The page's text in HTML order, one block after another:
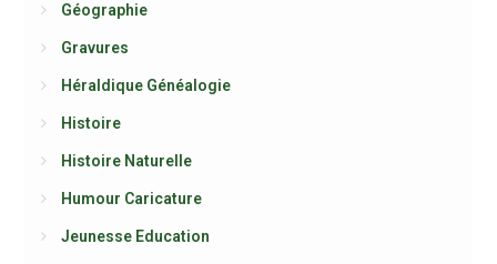
Géographie
Gravures
Héraldique Généalogie
Histoire
Histoire Naturelle
Humour Caricature
Jeunesse Education